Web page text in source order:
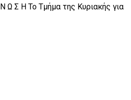
Σ Η Το Τμήμα της Κυριακής για